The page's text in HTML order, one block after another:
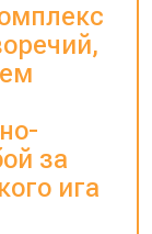
за
ига